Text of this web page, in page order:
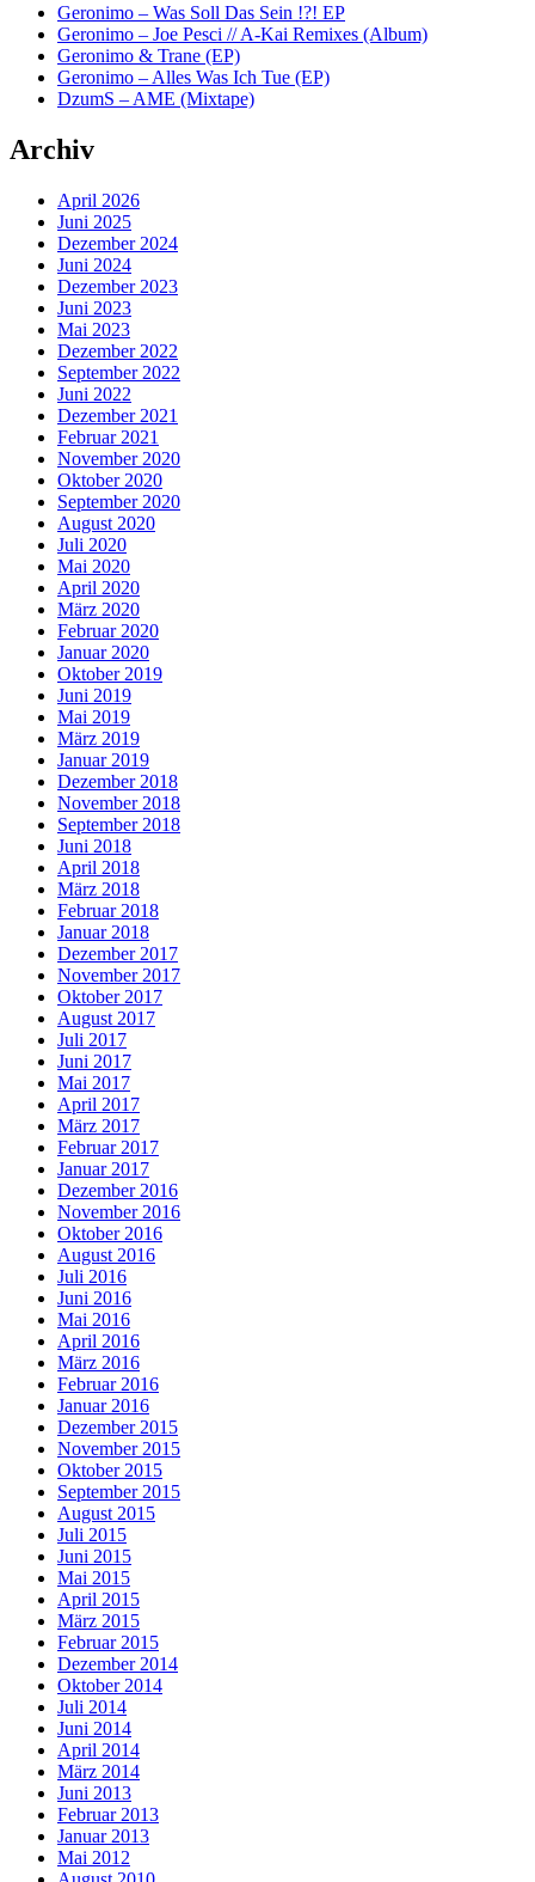
Geronimo – Was Soll Das Sein !?! EP
Geronimo – Joe Pesci // A-Kai Remixes (Album)
Geronimo & Trane (EP)
Geronimo – Alles Was Ich Tue (EP)
DzumS – AME (Mixtape)
Archiv
April 2026
Juni 2025
Dezember 2024
Juni 2024
Dezember 2023
Juni 2023
Mai 2023
Dezember 2022
September 2022
Juni 2022
Dezember 2021
Februar 2021
November 2020
Oktober 2020
September 2020
August 2020
Juli 2020
Mai 2020
April 2020
März 2020
Februar 2020
Januar 2020
Oktober 2019
Juni 2019
Mai 2019
März 2019
Januar 2019
Dezember 2018
November 2018
September 2018
Juni 2018
April 2018
März 2018
Februar 2018
Januar 2018
Dezember 2017
November 2017
Oktober 2017
August 2017
Juli 2017
Juni 2017
Mai 2017
April 2017
März 2017
Februar 2017
Januar 2017
Dezember 2016
November 2016
Oktober 2016
August 2016
Juli 2016
Juni 2016
Mai 2016
April 2016
März 2016
Februar 2016
Januar 2016
Dezember 2015
November 2015
Oktober 2015
September 2015
August 2015
Juli 2015
Juni 2015
Mai 2015
April 2015
März 2015
Februar 2015
Dezember 2014
Oktober 2014
Juli 2014
Juni 2014
April 2014
März 2014
Juni 2013
Februar 2013
Januar 2013
Mai 2012